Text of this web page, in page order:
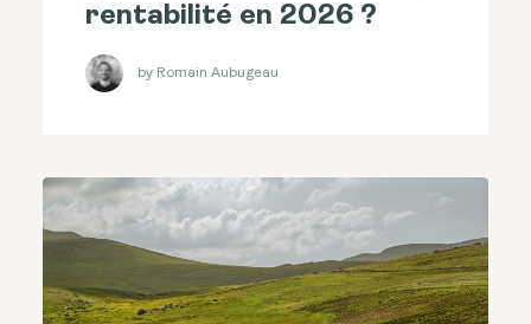
rentabilité en 2026 ?
by Romain Aubugeau